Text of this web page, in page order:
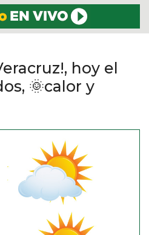
hoy el
🌞calor y